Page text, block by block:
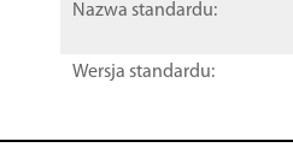
Nazwa standardu:
Wersja standardu: